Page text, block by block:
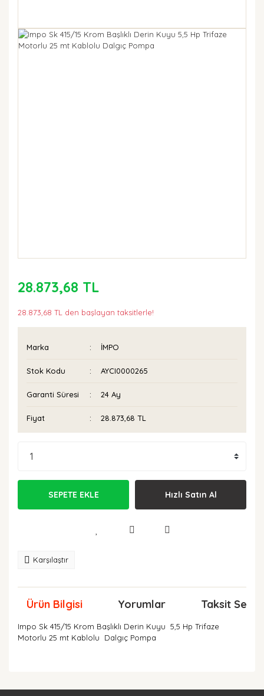
28.873,68 TL
28.873,68 TL den başlayan taksitlerle!
Marka İMPO
Stok Kodu AYCI0000265
Garanti Süresi 24 Ay
Fiyat 28.873,68 TL
SEPETE EKLE Hızlı Satın Al
Karşılaştır
Ürün Bilgisi Yorumlar Taksit
Impo Sk 415/15 Krom Başlıklı Derin Kuyu 5,5 Hp Trifaze
Motorlu 25 mt Kablolu Dalgıç Pompa
formunu kullanarak tarafımıza iletebilirsiniz.